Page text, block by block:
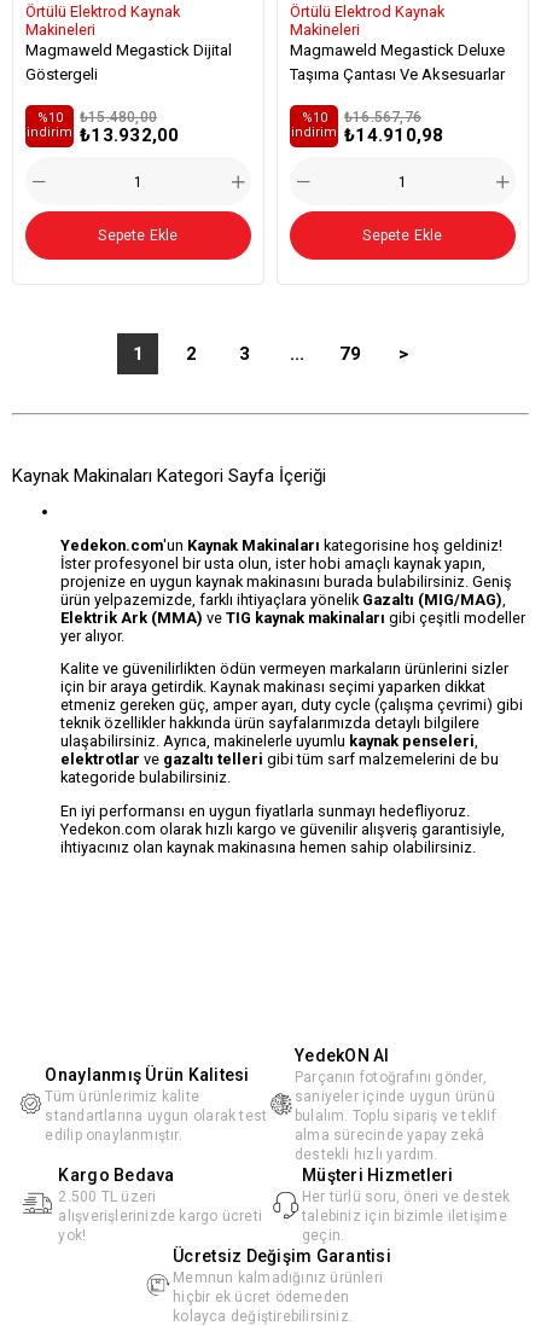
Örtülü Elektrod Kaynak
Makineleri
Magmaweld Megastick Dijital
Göstergeli
₺13.932,00
₺15.480,00
%10
i̇ndirim
Sepete Ekle
Örtülü Elektrod Kaynak
Makineleri
Magmaweld Megastick Deluxe
Taşıma Çantası Ve Aksesuarlar
₺14.910,98
₺16.567,76
%10
i̇ndirim
Sepete Ekle
1 2 3 ... 79 >
Kaynak Makinaları Kategori Sayfa İçeriği
Yedekon.com'un Kaynak Makinaları kategorisine hoş geldiniz!
İster profesyonel bir usta olun, ister hobi amaçlı kaynak yapın,
projenize en uygun kaynak makinasını burada bulabilirsiniz. Geniş
ürün yelpazemizde, farklı ihtiyaçlara yönelik Gazaltı (MIG/MAG)
Elektrik Ark (MMA) ve TIG kaynak makinaları gibi çeşitli modeller
yer alıyor.
Kalite ve güvenilirlikten ödün vermeyen markaların ürünlerini sizler
için bir araya getirdik. Kaynak makinası seçimi yaparken dikkat
etmeniz gereken güç, amper ayarı, duty cycle (çalışma çevrimi) gibi
teknik özellikler hakkında ürün sayfalarımızda detaylı bilgilere
ulaşabilirsiniz. Ayrıca, makinelerle uyumlu kaynak penseleri,
elektrotlar ve gazaltı telleri gibi tüm sarf malzemelerini de bu
kategoride bulabilirsiniz.
En iyi performansı en uygun fiyatlarla sunmayı hedefliyoruz.
Yedekon.com olarak hızlı kargo ve güvenilir alışveriş garantisiyle,
ihtiyacınız olan kaynak makinasına hemen sahip olabilirsiniz.
Onaylanmış Ürün Kalitesi
Tüm ürünlerimiz kalite
standartlarına uygun olarak test
edilip onaylanmıştır.
YedekON AI
Parçanın fotoğrafını gönder,
saniyeler içinde uygun ürünü
bulalım. Toplu sipariş ve teklif
alma sürecinde yapay zekâ
destekli hızlı yardım.
Kargo Bedava
2.500 TL üzeri
alışverişlerinizde kargo ücreti
yok!
Müşteri Hizmetleri
Her türlü soru, öneri ve destek
talebiniz için bizimle iletişime
geçin.
Ücretsiz Değişim Garantisi
Memnun kalmadığınız ürünleri
hiçbir ek ücret ödemeden
kolayca değiştirebilirsiniz.